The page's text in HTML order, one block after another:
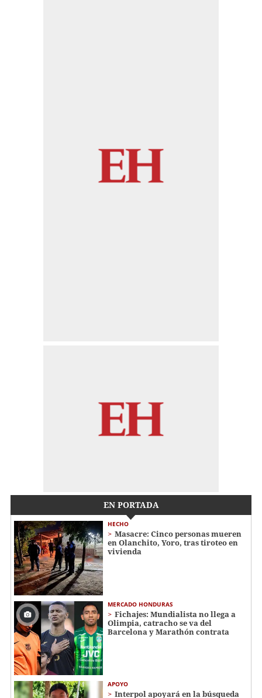
EN PORTADA
HECHO
Masacre: Cinco personas mueren
en Olanchito, Yoro, tras tiroteo en
vivienda
MERCADO HONDURAS
Fichajes: Mundialista no llega a
Olimpia, catracho se va del
Barcelona y Marathón contrata
APOYO
Interpol apoyará en la búsqueda